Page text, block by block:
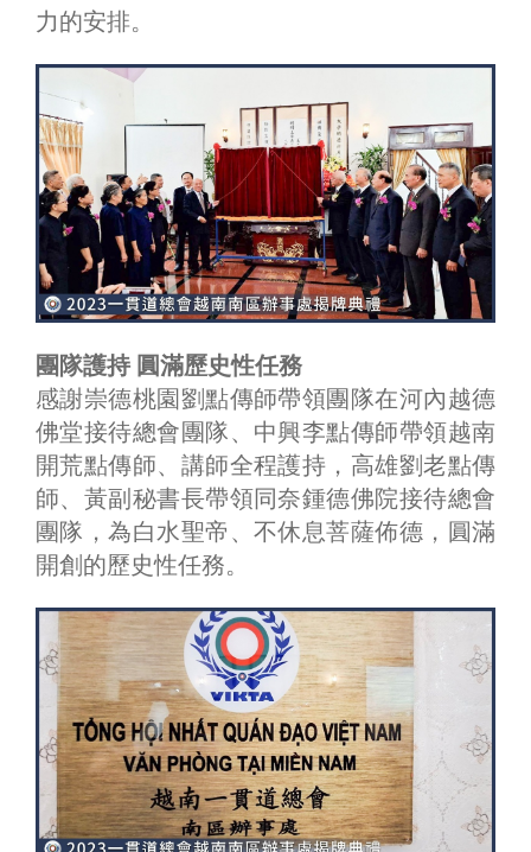
力的安排。
團隊護持 圓滿歷史性任務
感謝崇德桃園劉點傳師帶領團隊在河內越德
佛堂接待總會團隊、中興李點傳師帶領越南
開荒點傳師、講師全程護持，高雄劉老點傳
師、黃副秘書長帶領同奈鍾德佛院接待總會
團隊，為白水聖帝、不休息菩薩佈德，圓滿
開創的歷史性任務。